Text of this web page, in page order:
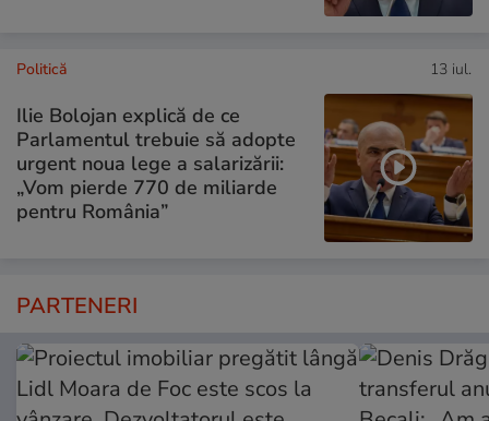
Politică 13 iul.
Ilie Bolojan explică de ce
Parlamentul trebuie să adopte
urgent noua lege a salarizării:
„Vom pierde 770 de miliarde
pentru România”
PARTENERI